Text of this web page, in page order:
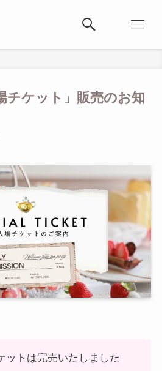
チケット」販売のお知
ットは完売いたしました